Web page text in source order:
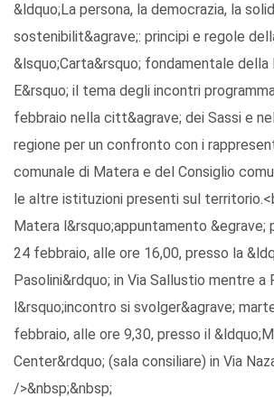
&ldquo;La persona, la democrazia, la
sostenibilit&agrave;: principi e regole
&lsquo;Carta&rsquo; fondamentale della
E&rsquo; il tema degli incontri
febbraio nella citt&agrave; dei Sassi e
regione per un confronto con i
comunale di Matera e del Consiglio
le altre istituzioni presenti sul
Matera l&rsquo;appuntamento &egrave;
24 febbraio, alle ore 16,00, presso la
Pasolini&rdquo; in Via Sallustio mentre a
l&rsquo;incontro si svolger&agrave;
febbraio, alle ore 9,30, presso il
Center&rdquo; (sala consiliare) in Via
/>&nbsp;&nbsp;